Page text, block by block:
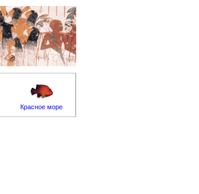
Красное море